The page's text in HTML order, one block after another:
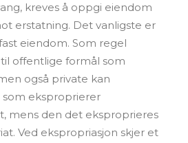
kreves å oppgi eiendom
erstatning. Det vanligste er
eiendom. Som regel
offentlige formål som
også private kan
eksproprierer
mens den det eksproprieres
Ved ekspropriasjon skjer et